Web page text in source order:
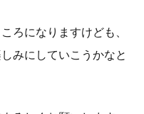
ろになりますけども、
みにしていこうかなと